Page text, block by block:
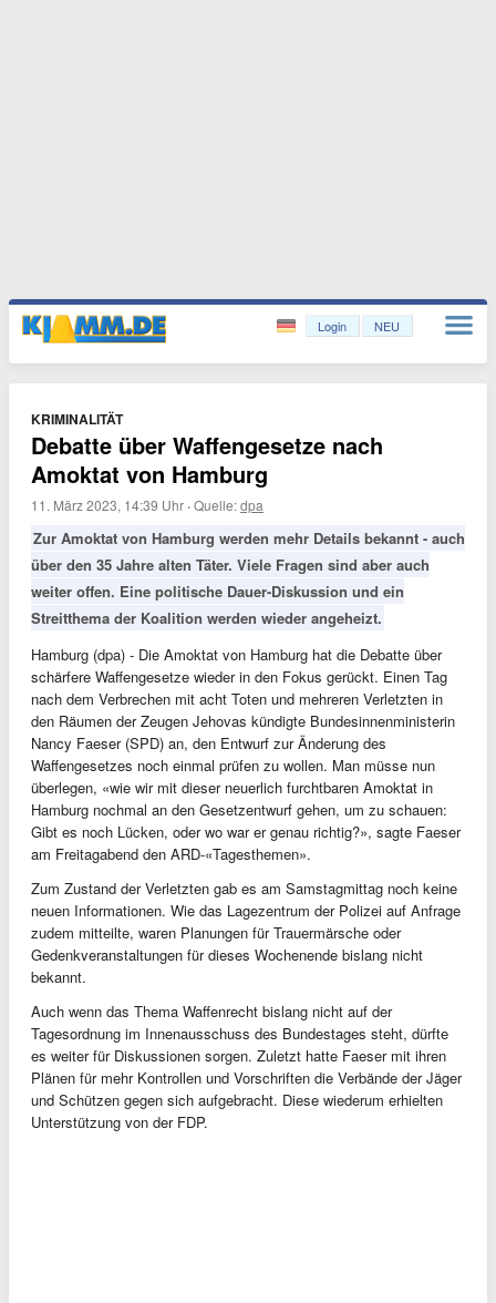
Login NEU
KRIMINALITÄT
Debatte über Waffengesetze nach
Amoktat von Hamburg
11. März 2023, 14:39 Uhr ·Quelle:dpa
Zur Amoktat von Hamburg werden mehr Details bekannt - auch
über den 35 Jahre alten Täter. Viele Fragen sind aber auch
weiter offen. Eine politische Dauer-Diskussion und ein
Streitthema der Koalition werden wieder angeheizt.
Hamburg (dpa) - Die Amoktat von Hamburg hat die Debatte über
schärfere Waffengesetze wieder in den Fokus gerückt. Einen Tag
nach dem Verbrechen mit acht Toten und mehreren Verletzten in
den Räumen der Zeugen Jehovas kündigte Bundesinnenministerin
Nancy Faeser (SPD) an, den Entwurf zur Änderung des
Waffengesetzes noch einmal prüfen zu wollen. Man müsse nun
überlegen, «wie wir mit dieser neuerlich furchtbaren Amoktat in
Hamburg nochmal an den Gesetzentwurf gehen, um zu schauen:
Gibt es noch Lücken, oder wo war er genau richtig?», sagte Faeser
am Freitagabend den ARD-«Tagesthemen».
Zum Zustand der Verletzten gab es am Samstagmittag noch keine
neuen Informationen. Wie das Lagezentrum der Polizei auf Anfrage
zudem mitteilte, waren Planungen für Trauermärsche oder
Gedenkveranstaltungen für dieses Wochenende bislang nicht
bekannt.
Auch wenn das Thema Waffenrecht bislang nicht auf der
Tagesordnung im Innenausschuss des Bundestages steht, dürfte
es weiter für Diskussionen sorgen. Zuletzt hatte Faeser mit ihren
Plänen für mehr Kontrollen und Vorschriften die Verbände der Jäger
und Schützen gegen sich aufgebracht. Diese wiederum erhielten
Unterstützung von der FDP.